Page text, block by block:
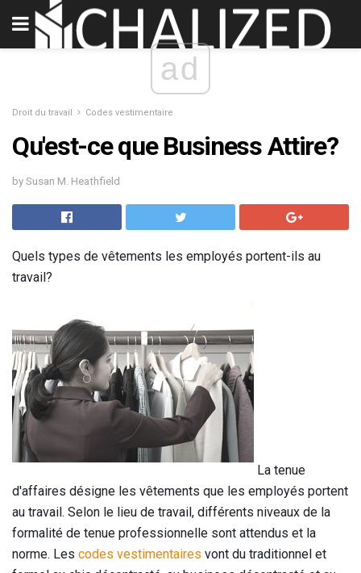
ad
Droit du travail Codes vestimentaire
Qu'est-ce que Business Attire?
by Susan M. Heathfield
Quels types de vêtements les employés portent-ils au
travail?
La tenue
d'affaires désigne les vêtements que les employés portent
au travail. Selon le lieu de travail, différents niveaux de la
formalité de tenue professionnelle sont attendus et la
norme. Les codes vestimentaires vont du traditionnel et